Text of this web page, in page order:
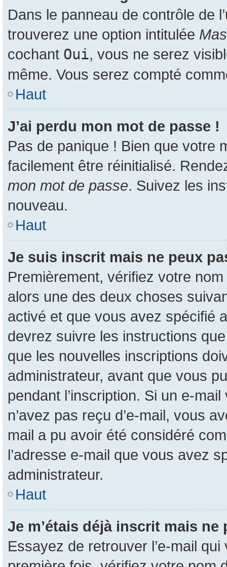
Dans le panneau de contrôle de
trouverez une option intitulée
cochant Oui, vous ne serez
même. Vous serez compté
Haut
J’ai perdu mon mot de passe !
Pas de panique ! Bien que votre
facilement être réinitialisé.
mon mot de passe. Suivez les
nouveau.
Haut
Je suis inscrit mais ne peux
Premièrement, vérifiez votre
alors une des deux choses
activé et que vous avez spécifié
devrez suivre les instructions
que les nouvelles inscriptions
administrateur, avant que vous
pendant l’inscription. Si un e-
n’avez pas reçu d’e-mail, vous
mail a pu avoir été considéré
l’adresse e-mail que vous avez
administrateur.
Haut
Je m’étais déjà inscrit mais
Essayez de retrouver l’e-mail